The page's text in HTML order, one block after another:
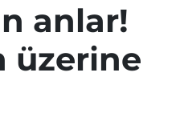
anlar!
üzerine